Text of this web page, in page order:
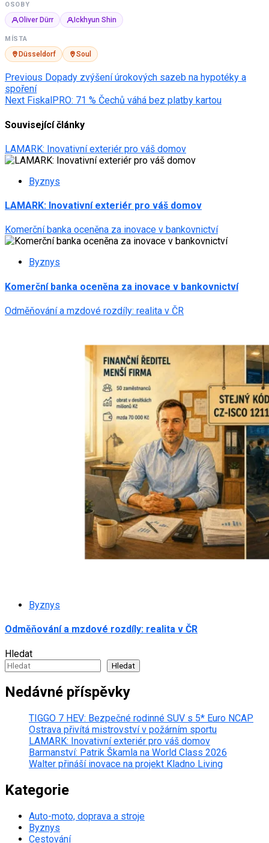
OSOBY
Oliver Dürr Ickhyun Shin
MÍSTA
Düsseldorf Soul
Post
navigation
Previous Dopady zvýšení úrokových sazeb na hypotéky a
spoření
Next FiskalPRO: 71 % Čechů váhá bez platby kartou
Související články
LAMARK: Inovativní exteriér pro váš domov
Byznys
LAMARK: Inovativní exteriér pro váš domov
Komerční banka oceněna za inovace v bankovnictví
Byznys
Komerční banka oceněna za inovace v bankovnictví
Odměňování a mzdové rozdíly: realita v ČR
Byznys
Odměňování a mzdové rozdíly: realita v ČR
Hledat
Hledat
Nedávné příspěvky
TIGGO 7 HEV: Bezpečné rodinné SUV s 5* Euro NCAP
Ostrava přivítá mistrovství v požárním sportu
LAMARK: Inovativní exteriér pro váš domov
Barmanství: Patrik Škamla na World Class 2026
Walter přináší inovace na projekt Kladno Living
Kategorie
Auto-moto, doprava a stroje
Byznys
Cestování